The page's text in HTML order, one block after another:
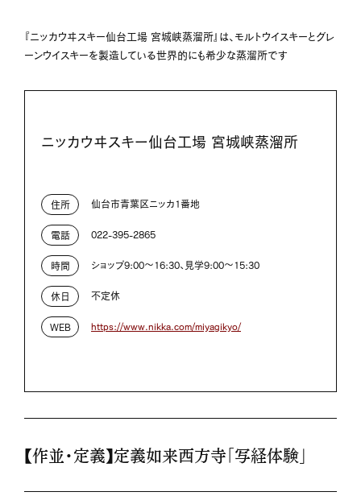
『ニッカウヰスキー仙台工場 宮城峡蒸溜所』は、モルトウイスキーとグレ
ーンウイスキーを製造している世界的にも希少な蒸溜所です
ニッカウヰスキー仙台工場 宮城峡蒸溜所
住所 仙台市青葉区ニッカ1番地
電話 022-395-2865
時間 ショップ9:00～16:30、見学9:00～15:30
休日 不定休
WEB https://www.nikka.com/miyagikyo/
【作並・定義】定義如来西方寺「写経体験」